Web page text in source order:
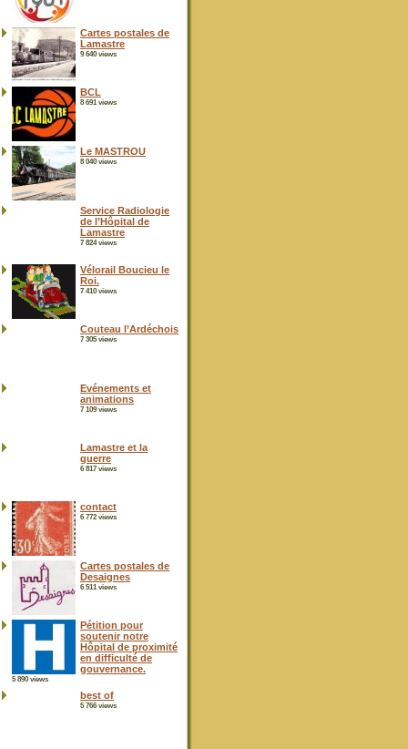
Cartes postales de
Lamastre
9 640 views
BCL
8 691 views
Le MASTROU
8 040 views
Service Radiologie
de l’Hôpital de
Lamastre
7 824 views
Vélorail Boucieu le
Roi.
7 410 views
Couteau l’Ardéchois
7 305 views
Evénements et
animations
7 109 views
Lamastre et la
guerre
6 817 views
contact
6 772 views
Cartes postales de
Desaignes
6 511 views
Pétition pour
soutenir notre
Hôpital de proximité
en difficulté de
gouvernance.
5 890 views
best of
5 766 views